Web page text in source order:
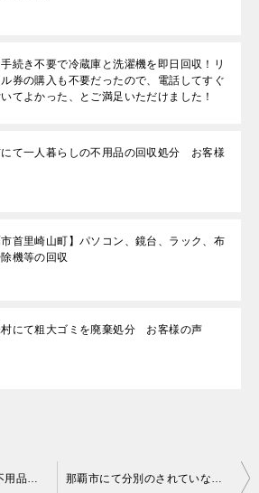
続き不要で冷蔵庫と洗濯機を即日回収！リ
券の購入も不要だったので、電話してすぐ
てよかった、とご満足いただけました！
て一人暮らしの不用品の回収処分 お客様
市首里崎山町】パソコン、鏡台、ラック、布
機等の回収
村にて粗大ゴミを廃棄処分 お客様の声
渡名喜村にて連休中に不用品の回収 お客様の声 那覇市にて分別のされていないゴミの回収 お客様の声